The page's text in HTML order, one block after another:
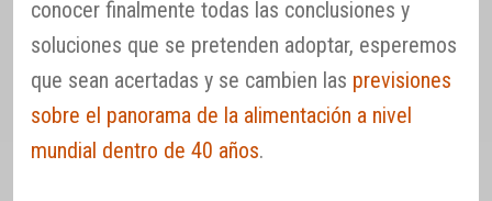
conocer finalmente todas las conclusiones y
soluciones que se pretenden adoptar, esperemos
que sean acertadas y se cambien las previsiones
sobre el panorama de la alimentación a nivel
mundial dentro de 40 años.